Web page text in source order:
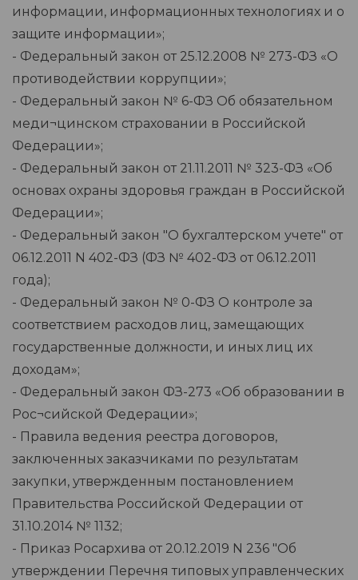
информации, информационных технологиях и о
защите информации»;
- Федеральный закон от 25.12.2008 № 273-ФЗ «О
противодействии коррупции»;
- Федеральный закон № 6-ФЗ Об обязательном
меди¬цинском страховании в Российской
Федерации»;
- Федеральный закон от 21.11.2011 № 323-ФЗ «Об
основах охраны здоровья граждан в Российской
Федерации»;
- Федеральный закон "О бухгалтерском учете" от
06.12.2011 N 402-ФЗ (ФЗ № 402-ФЗ от 06.12.2011
года);
- Федеральный закон № 0-ФЗ О контроле за
соответствием расходов лиц, замещающих
государственные должности, и иных лиц их
доходам»;
- Федеральный закон ФЗ-273 «Об образовании в
Рос¬сийской Федерации»;
- Правила ведения реестра договоров,
заключенных заказчиками по результатам
закупки, утвержденным постановлением
Правительства Российской Федерации от
31.10.2014 № 1132;
- Приказ Росархива от 20.12.2019 N 236 "Об
утверждении Перечня типовых управленческих